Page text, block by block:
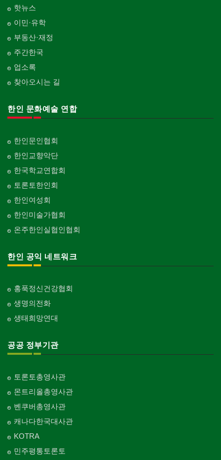
핫뉴스
이민·유학
부동산·재정
주간한국
업소록
찾아오시는 길
한인 문화예술 연합
한인문인협회
한인교향악단
한국학교연합회
토론토한인회
한인여성회
한인미술가협회
온주한인실협인협회
한인 공익 네트워크
홍푹정신건강협회
생명의전화
생태희망연대
공공 정부기관
토론토총영사관
몬트리올총영사관
벤쿠버총영사관
캐나다한국대사관
KOTRA
민주평통토론토